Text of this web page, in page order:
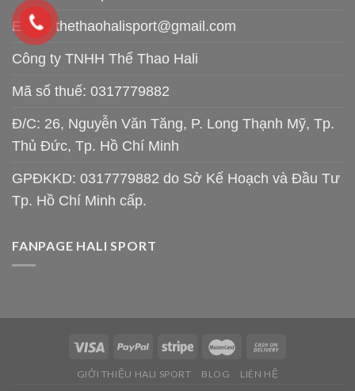
Email: thethaohalisport@gmail.com
Công ty TNHH Thể Thao Hali
Mã số thuế: 0317779882
Đ/C: 26, Nguyễn Văn Tăng, P. Long Thạnh Mỹ, Tp.
Thủ Đức, Tp. Hồ Chí Minh
GPĐKKD: 0317779882 do Sở Kế Hoạch và Đầu Tư
Tp. Hồ Chí Minh cấp.
FANPAGE HALI SPORT
GIỚI THIỆU HALI SPORT BLOG LIÊN HỆ